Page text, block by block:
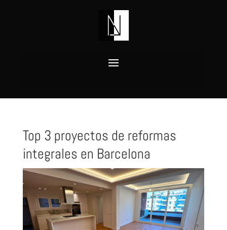
Top 3 proyectos de reformas
integrales en Barcelona